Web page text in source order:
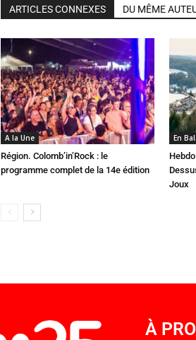
ARTICLES CONNEXES DU MÊME
A la Une
Région. Colomb’in’Rock : le
programme complet de la 14e édition
En
Joux
À